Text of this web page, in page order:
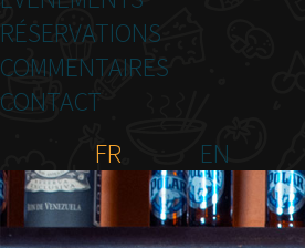
RÉSERVATIONS
COMMENTAIRES
CONTACT
FR
EN